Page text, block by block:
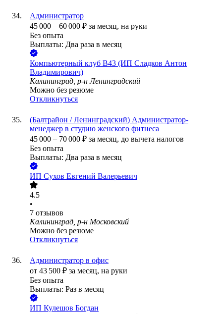
Администратор
45 000 – 60 000 ₽ за месяц, на руки
Без опыта
Выплаты: Два раза в месяц
Компьютерный клуб B43 (ИП Сладков Антон
Владимирович)
Калининград, р-н Ленинградский
Можно без резюме
Откликнуться
(Балтрайон / Ленинградский) Администратор-
менеджер в студию женского фитнеса
45 000 – 70 000 ₽ за месяц, до вычета налогов
Без опыта
Выплаты: Два раза в месяц
ИП Сухов Евгений Валерьевич
4.5
•
7 отзывов
Калининград, р-н Московский
Можно без резюме
Откликнуться
Администратор в офис
от 43 500 ₽ за месяц, на руки
Без опыта
Выплаты: Раз в месяц
ИП Кулешов Богдан